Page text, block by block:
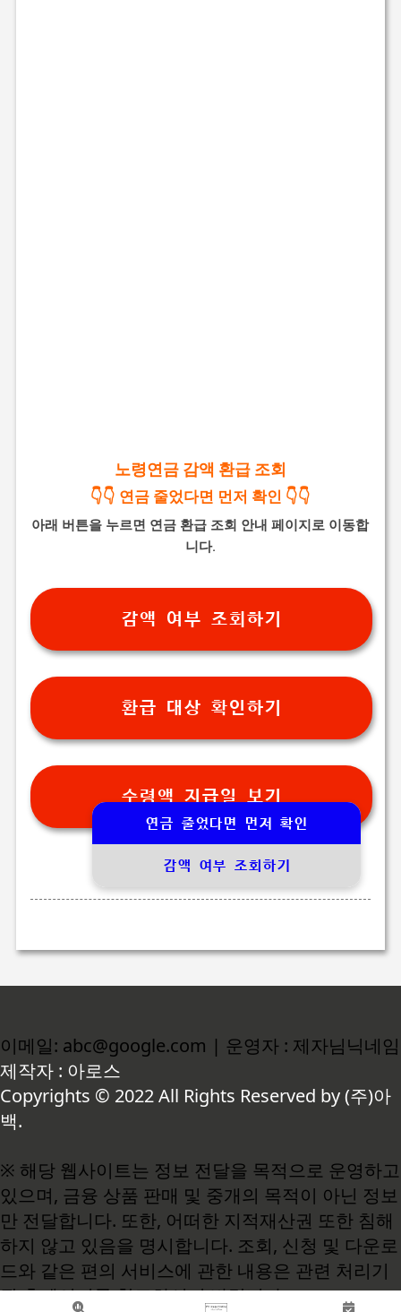
노령연금 감액 환급 조회
👇👇 연금 줄었다면 먼저 확인 👇👇
아래 버튼을 누르면 연금 환급 조회 안내 페이지로 이동합
니다.
감액 여부 조회하기
환급 대상 확인하기
수령액 지급일 보기
연금 줄었다면 먼저 확인
감액 여부 조회하기
이메일: abc@google.com | 운영자 : 제자님닉네임
제작자 : 아로스
Copyrights © 2022 All Rights Reserved by (주)아
백.
※ 해당 웹사이트는 정보 전달을 목적으로 운영하고
있으며, 금융 상품 판매 및 중개의 목적이 아닌 정보
만 전달합니다. 또한, 어떠한 지적재산권 또한 침해
하지 않고 있음을 명시합니다. 조회, 신청 및 다운로
드와 같은 편의 서비스에 관한 내용은 관련 처리기
관 홈페이지를 참고하시기 바랍니다.